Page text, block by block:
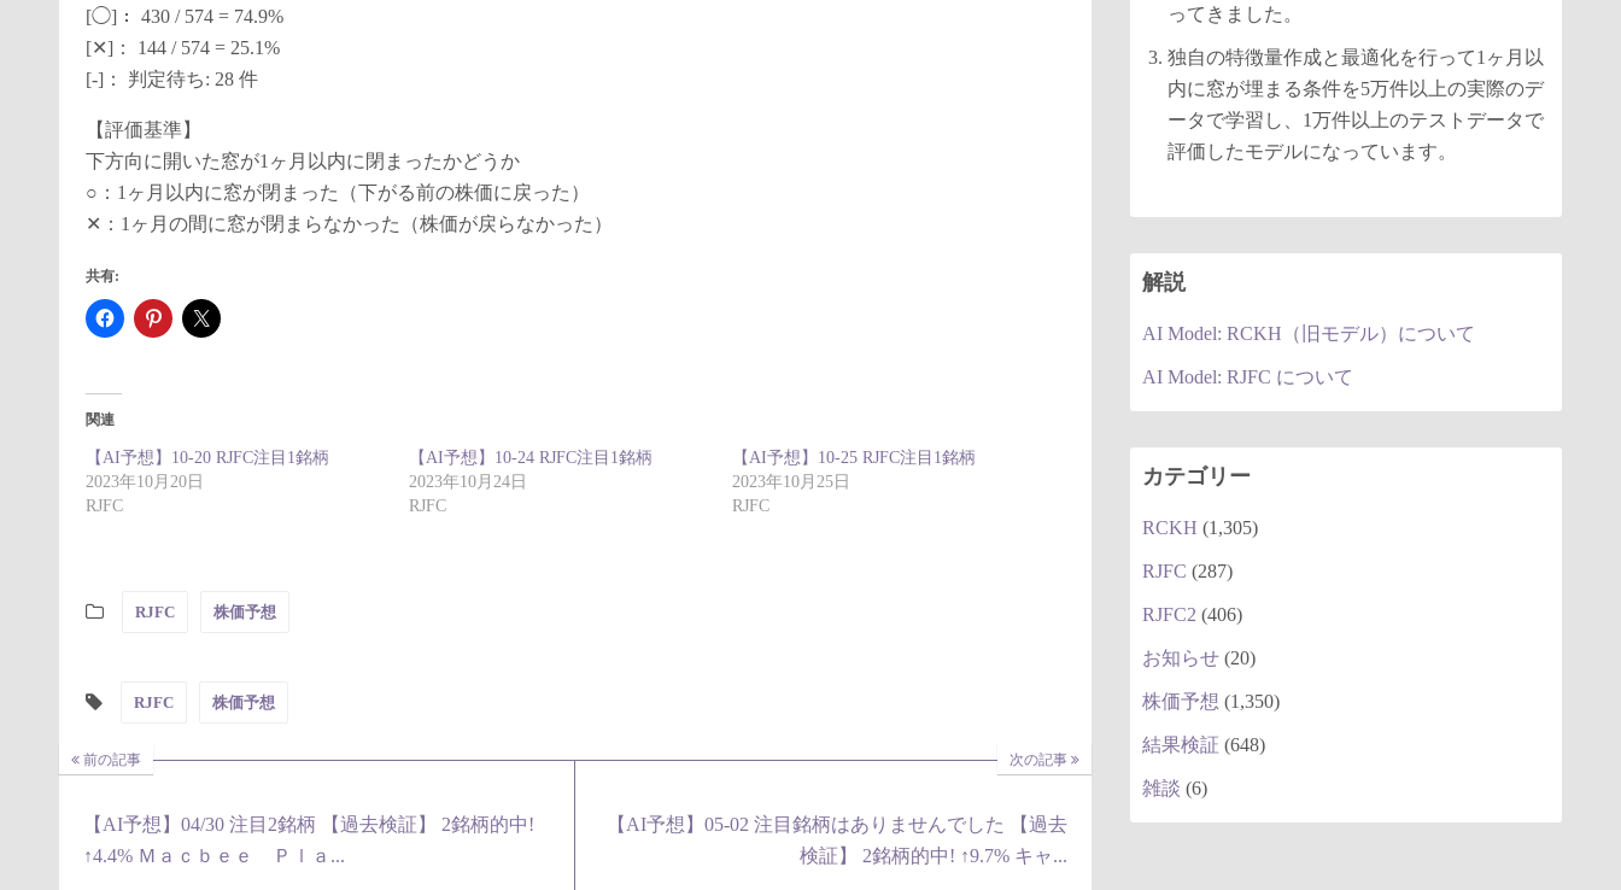
[◯]： 430 / 574 = 74.9%
[✕]： 144 / 574 = 25.1%
[-]： 判定待ち: 28 件
【評価基準】
下方向に開いた窓が1ヶ月以内に閉まったかどうか
○：1ヶ月以内に窓が閉まった（下がる前の株価に戻った）
✕：1ヶ月の間に窓が閉まらなかった（株価が戻らなかった）
共有:
関連
【AI予想】10-20 RJFC注目1銘柄
2023年10月20日
RJFC
【AI予想】10-24 RJFC注目1銘柄
2023年10月24日
RJFC
【AI予想】10-25 RJFC注目1銘柄
2023年10月25日
RJFC
RJFC 株価予想
RJFC 株価予想
前の記事
【AI予想】04/30 注目2銘柄 【過去検証】 2銘柄的中!
↑4.4% Ｍａｃｂｅｅ Ｐｌａ...
次の記事
【AI予想】05-02 注目銘柄はありませんでした 【過去
検証】 2銘柄的中! ↑9.7% キャ...
ってきました。
独自の特徴量作成と最適化を行って1ヶ月以
内に窓が埋まる条件を5万件以上の実際のデ
ータで学習し、1万件以上のテストデータで
評価したモデルになっています。
解説
AI Model: RCKH（旧モデル）について
AI Model: RJFC について
カテゴリー
RCKH (1,305)
RJFC (287)
RJFC2 (406)
お知らせ (20)
株価予想 (1,350)
結果検証 (648)
雑談 (6)